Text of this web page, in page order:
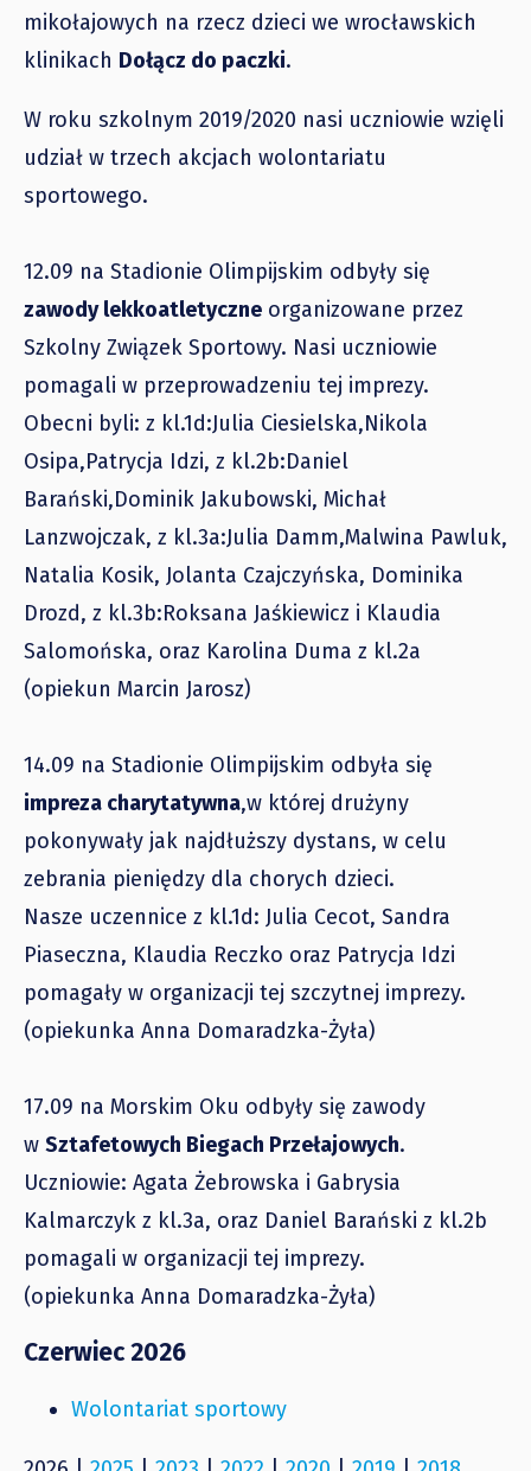
mikołajowych na rzecz dzieci we wrocławskich
klinikach Dołącz do paczki.
W roku szkolnym 2019/2020 nasi uczniowie wzięli
udział w trzech akcjach wolontariatu
sportowego.
12.09 na Stadionie Olimpijskim odbyły się
zawody lekkoatletyczne organizowane przez
Szkolny Związek Sportowy. Nasi uczniowie
pomagali w przeprowadzeniu tej imprezy.
Obecni byli: z kl.1d:Julia Ciesielska,Nikola
Osipa,Patrycja Idzi, z kl.2b:Daniel
Barański,Dominik Jakubowski, Michał
Lanzwojczak, z kl.3a:Julia Damm,Malwina Pawluk,
Natalia Kosik, Jolanta Czajczyńska, Dominika
Drozd, z kl.3b:Roksana Jaśkiewicz i Klaudia
Salomońska, oraz Karolina Duma z kl.2a
(opiekun Marcin Jarosz)
14.09 na Stadionie Olimpijskim odbyła się
impreza charytatywna,w której drużyny
pokonywały jak najdłuższy dystans, w celu
zebrania pieniędzy dla chorych dzieci.
Nasze uczennice z kl.1d: Julia Cecot, Sandra
Piaseczna, Klaudia Reczko oraz Patrycja Idzi
pomagały w organizacji tej szczytnej imprezy.
(opiekunka Anna Domaradzka-Żyła)
17.09 na Morskim Oku odbyły się zawody
w Sztafetowych Biegach Przełajowych.
Uczniowie: Agata Żebrowska i Gabrysia
Kalmarczyk z kl.3a, oraz Daniel Barański z kl.2b
pomagali w organizacji tej imprezy.
(opiekunka Anna Domaradzka-Żyła)
Czerwiec 2026
Wolontariat sportowy